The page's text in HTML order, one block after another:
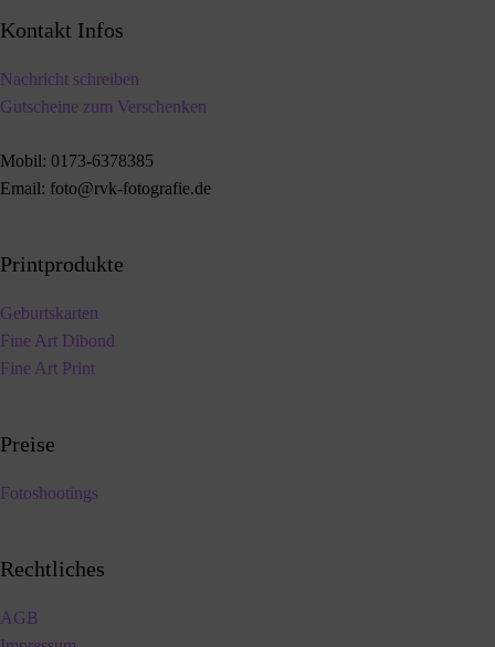
Kontakt Infos
Nachricht schreiben
Gutscheine zum Verschenken
Mobil: 0173-6378385
Email: foto@rvk-fotografie.de
Printprodukte
Geburtskarten
Fine Art Dibond
Fine Art Print
Preise
Fotoshootings
Rechtliches
AGB